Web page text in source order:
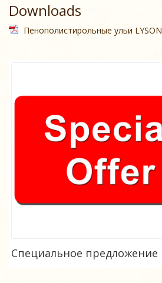
Downloads
Пенополистирольные ульи LYSON
Специальное предложение